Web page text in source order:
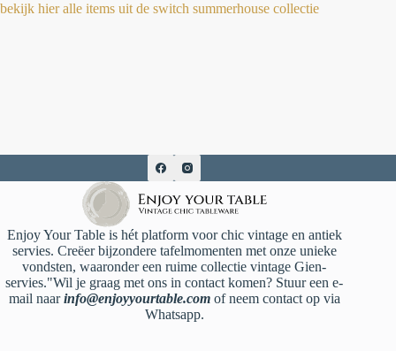
bekijk hier alle items uit de switch summerhouse collectie
Enjoy Your Table is hét platform voor chic vintage en antiek
servies. Creëer bijzondere tafelmomenten met onze unieke
vondsten, waaronder een ruime collectie vintage Gien-
servies."Wil je graag met ons in contact komen? Stuur een e-
mail naarinfo@enjoyyourtable.comof neem contact op via
Whatsapp.